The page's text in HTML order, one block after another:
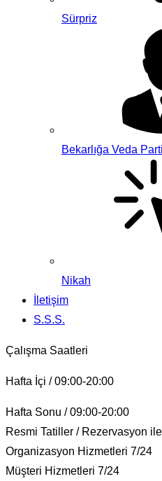
Sürpriz
Bekarlığa Veda
Nikah
İletişim
S.S.S.
Çalışma Saatleri
Hafta İçi / 09:00-20:00
Hafta Sonu / 09:00-20:00
Resmi Tatiller / Rezervasyon ile
Organizasyon Hizmetleri 7/24
Müşteri Hizmetleri 7/24